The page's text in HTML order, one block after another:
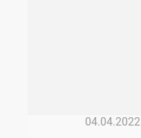
04.04.2022